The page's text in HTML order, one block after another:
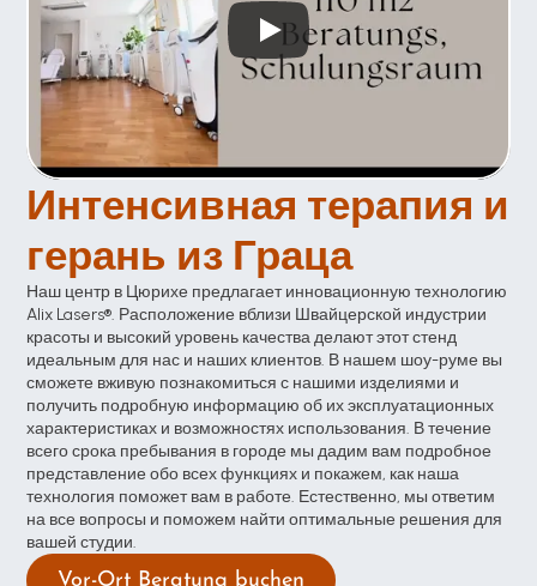
Интенсивная терапия и
герань из Граца
Наш центр в Цюрихе предлагает инновационную технологию
Alix Lasers®. Расположение вблизи Швайцерской индустрии
красоты и высокий уровень качества делают этот стенд
идеальным для нас и наших клиентов. В нашем шоу-руме вы
сможете вживую познакомиться с нашими изделиями и
получить подробную информацию об их эксплуатационных
характеристиках и возможностях использования. В течение
всего срока пребывания в городе мы дадим вам подробное
представление обо всех функциях и покажем, как наша
технология поможет вам в работе. Естественно, мы ответим
на все вопросы и поможем найти оптимальные решения для
вашей студии.
Vor-Ort Beratung buchen